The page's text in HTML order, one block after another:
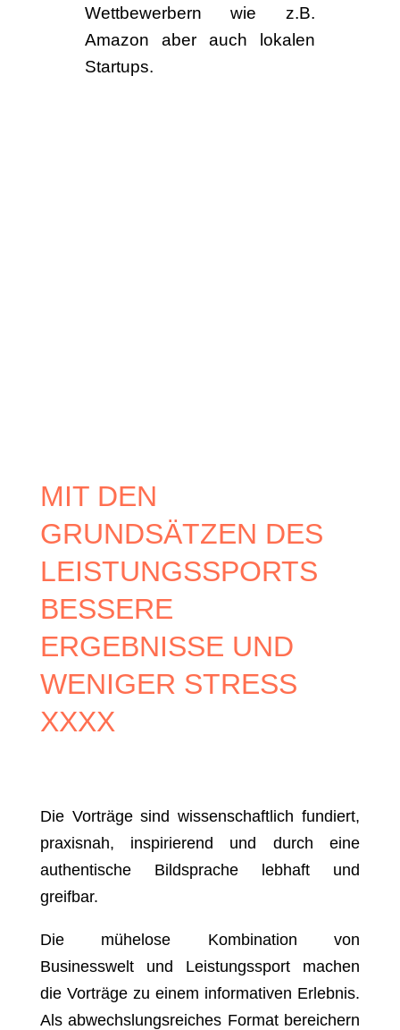
Wettbewerbern wie z.B.
Amazon aber auch lokalen
Startups.
MIT DEN
GRUNDSÄTZEN DES
LEISTUNGS­SPORTS
BESSERE
ERGEBNISSE UND
WENIGER STRESS
XXXX
Die Vorträge sind wissenschaftlich fundiert,
praxisnah, inspirierend und durch eine
authentische Bildsprache lebhaft und
greifbar.
Die mühelose Kombination von
Businesswelt und Leistungssport machen
die Vorträge zu einem informativen Erlebnis.
Als abwechslungsreiches Format bereichern